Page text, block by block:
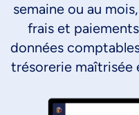
semaine ou au
frais et
données
trésorerie maîtrisée